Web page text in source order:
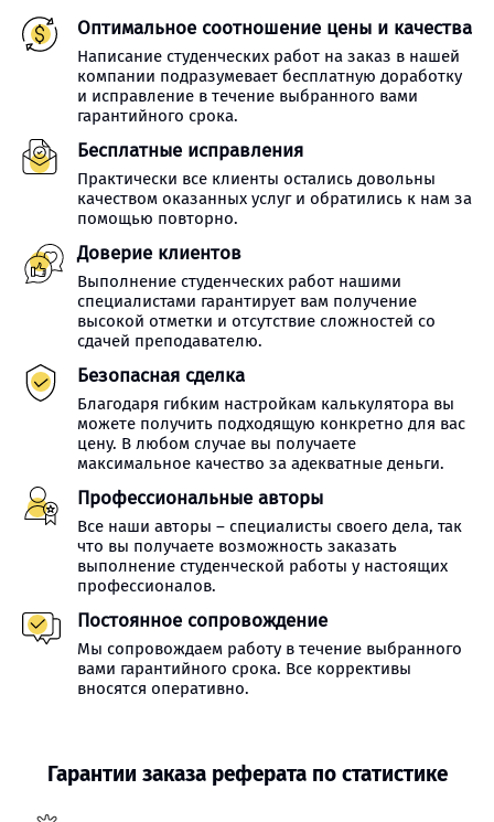
Оптимальное соотношение цены и качества
Написание студенческих работ на заказ в нашей
компании подразумевает бесплатную доработку
и исправление в течение выбранного вами
гарантийного срока.
Бесплатные исправления
Практически все клиенты остались довольны
качеством оказанных услуг и обратились к нам за
помощью повторно.
Доверие клиентов
Выполнение студенческих работ нашими
специалистами гарантирует вам получение
высокой отметки и отсутствие сложностей со
сдачей преподавателю.
Безопасная сделка
Благодаря гибким настройкам калькулятора вы
можете получить подходящую конкретно для вас
цену. В любом случае вы получаете
максимальное качество за адекватные деньги.
Профессиональные авторы
Все наши авторы – специалисты своего дела, так
что вы получаете возможность заказать
выполнение студенческой работы у настоящих
профессионалов.
Постоянное сопровождение
Мы сопровождаем работу в течение выбранного
вами гарантийного срока. Все коррективы
вносятся оперативно.
Гарантии заказа реферата по статистике